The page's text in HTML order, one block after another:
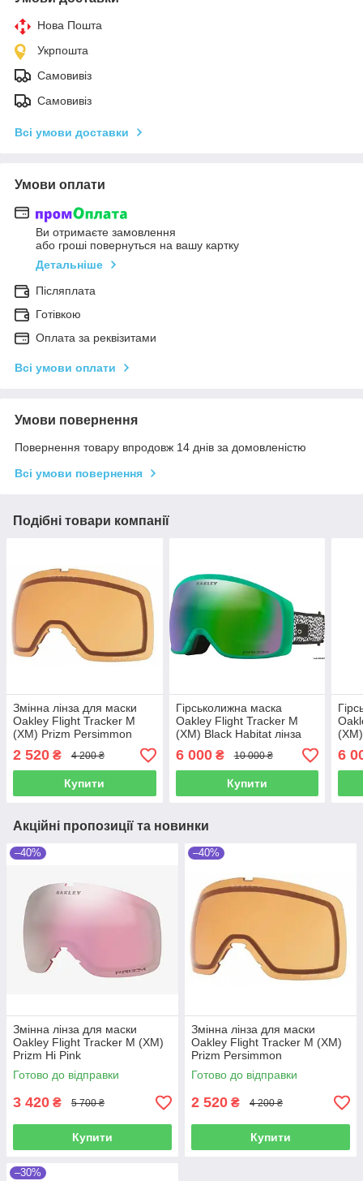
Нова Пошта
Укрпошта
Самовивіз
Самовивіз
Всі умови доставки
Умови оплати
Ви отримаєте замовлення
або гроші повернуться на вашу картку
Детальніше
Післяплата
Готівкою
Оплата за реквізитами
Всі умови оплати
Умови повернення
Повернення товару впродовж 14 днів за домовленістю
Всі умови повернення
Подібні товари компанії
Змінна лінза для маски
Oakley Flight Tracker M
(XM) Prizm Persimmon
2 520 ₴ 4 200 ₴
Купити
Гірськолижна маска
Oakley Flight Tracker M
(XM) Black Habitat лінза
Prizm Jade + Кейс
6 000₴ 10 000 ₴
Купити
6
Акційні пропозиції та новинки
–40%
Змінна лінза для маски
Oakley Flight Tracker M (XM)
Prizm Hi Pink
Готово до відправки
3 420 ₴ 5 700 ₴
Купити
–40%
Змінна лінза для маски
Oakley Flight Tracker M (XM)
Prizm Persimmon
Готово до відправки
2 520 ₴ 4 200 ₴
Купити
–30%